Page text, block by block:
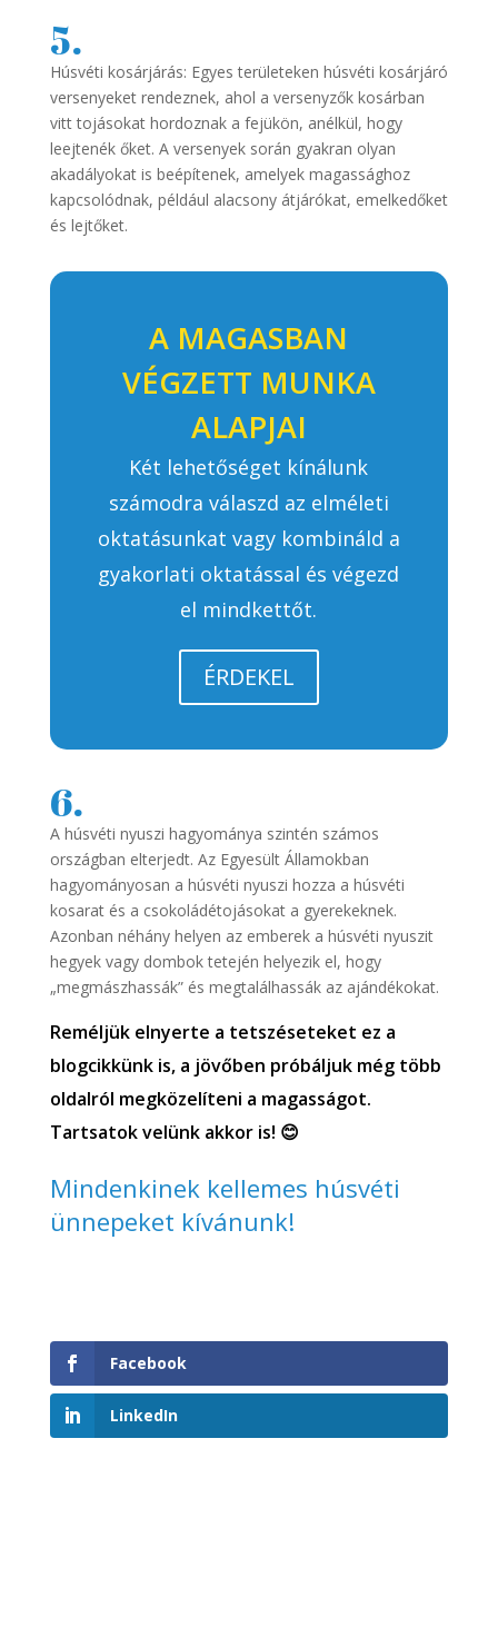
5.
Húsvéti kosárjárás: Egyes területeken húsvéti kosárjáró
versenyeket rendeznek, ahol a versenyzők kosárban
vitt tojásokat hordoznak a fejükön, anélkül, hogy
leejtenék őket. A versenyek során gyakran olyan
akadályokat is beépítenek, amelyek magassághoz
kapcsolódnak, például alacsony átjárókat, emelkedőket
és lejtőket.
A MAGASBAN
VÉGZETT MUNKA
ALAPJAI
Két lehetőséget kínálunk
számodra válaszd az elméleti
oktatásunkat vagy kombináld a
gyakorlati oktatással és végezd
el mindkettőt.
ÉRDEKEL
6.
A húsvéti nyuszi hagyománya szintén számos
országban elterjedt. Az Egyesült Államokban
hagyományosan a húsvéti nyuszi hozza a húsvéti
kosarat és a csokoládétojásokat a gyerekeknek.
Azonban néhány helyen az emberek a húsvéti nyuszit
hegyek vagy dombok tetején helyezik el, hogy
„megmászhassák” és megtalálhassák az ajándékokat.
Reméljük elnyerte a tetszéseteket ez a
blogcikkünk is, a jövőben próbáljuk még több
oldalról megközelíteni a magasságot.
Tartsatok velünk akkor is! 😊
Mindenkinek kellemes húsvéti
ünnepeket kívánunk!
Facebook
LinkedIn